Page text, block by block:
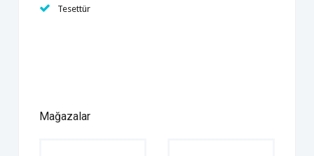
Tesettür
Mağazalar